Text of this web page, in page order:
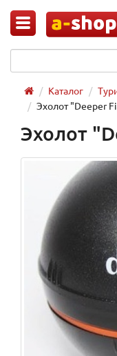
Каталог
Эхолот "Deeper
Эхолот